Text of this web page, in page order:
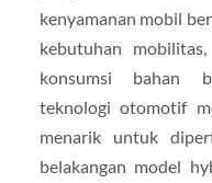
kenyamanan mobil
kebutuhan
konsumsi bahan
teknologi otomotif
menarik untuk
belakangan model